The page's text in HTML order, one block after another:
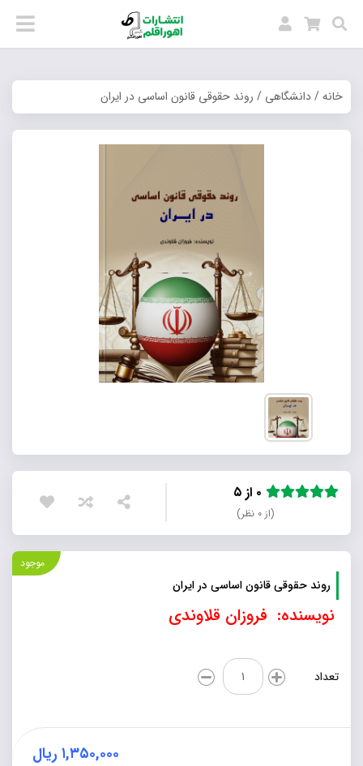
خانه/دانشگاهی / روند حقوقی قانون اساسی در ایران
(از ۰ نظر)
موجود
روند حقوقی قانون اساسی در ایران
نویسنده: فروزان قلاوندی
تعداد
روند
حقوقی
قانون
در
۱,۳۵۰,۰۰۰ ریال